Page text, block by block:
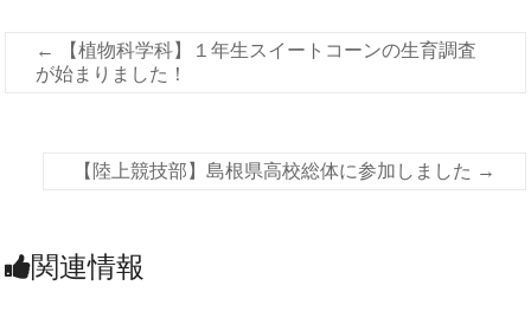
←
【植物科学科】１年生スイートコーンの生育調査
が始まりました！
【陸上競技部】島根県高校総体に参加しました →
関連情報